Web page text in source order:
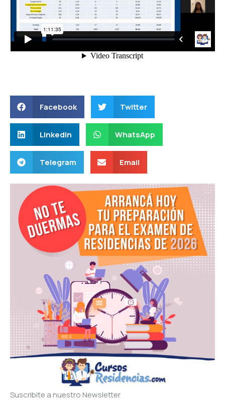
Facebook Twitter
LinkedIn WhatsApp
Telegram Email
Suscribite a nuestro Newsletter